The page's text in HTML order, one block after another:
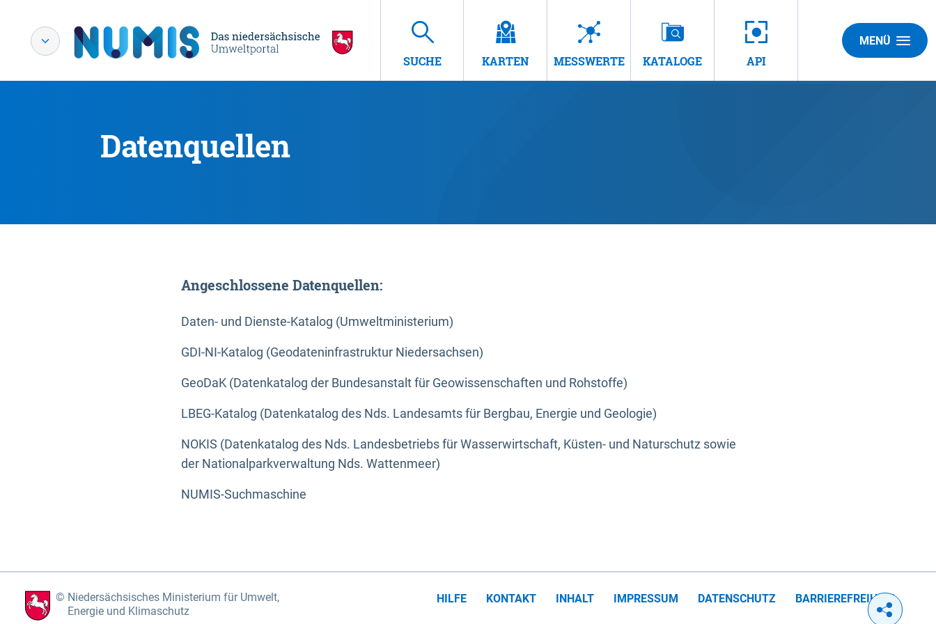
SUCHE KARTEN MESSWERTE KATALOGE API
MENÜ
Datenquellen
Angeschlossene Datenquellen:
Daten- und Dienste-Katalog (Umweltministerium)
GDI-NI-Katalog (Geodateninfrastruktur Niedersachsen)
GeoDaK (Datenkatalog der Bundesanstalt für Geowissenschaften und Rohstoffe)
LBEG-Katalog (Datenkatalog des Nds. Landesamts für Bergbau, Energie und Geologie)
NOKIS (Datenkatalog des Nds. Landesbetriebs für Wasserwirtschaft, Küsten- und Naturschutz sowie
der Nationalparkverwaltung Nds. Wattenmeer)
NUMIS-Suchmaschine
Niedersächsisches Ministerium für Umwelt,
Energie und Klimaschutz
HILFE KONTAKT INHALT IMPRESSUM DATENSCHUTZ BARRIEREFREIHEIT